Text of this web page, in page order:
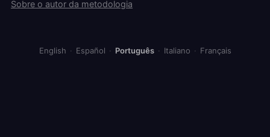
Sobre o autor da metodologia
English · Español · Português · Italiano · Français